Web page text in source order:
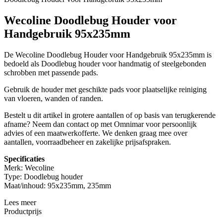
Wecoline Doodlebug Houder voor
Handgebruik 95x235mm
De Wecoline Doodlebug Houder voor Handgebruik 95x235mm is
bedoeld als Doodlebug houder voor handmatig of steelgebonden
schrobben met passende pads.
Gebruik de houder met geschikte pads voor plaatselijke reiniging
van vloeren, wanden of randen.
Bestelt u dit artikel in grotere aantallen of op basis van terugkerende
afname? Neem dan contact op met Omnimar voor persoonlijk
advies of een maatwerkofferte. We denken graag mee over
aantallen, voorraadbeheer en zakelijke prijsafspraken.
Specificaties
Merk: Wecoline
Type: Doodlebug houder
Maat/inhoud: 95x235mm, 235mm
Lees meer
Productprijs